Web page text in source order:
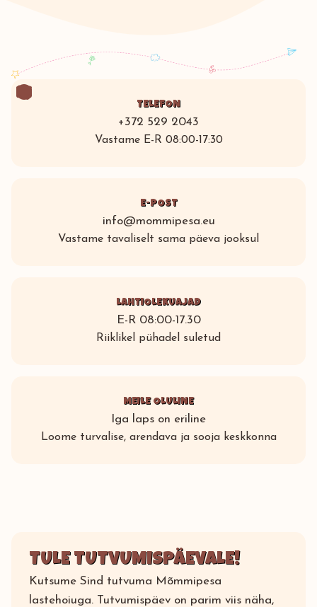
TELEFON
+372 529 2043
Vastame E-R 08:00-17:30
E-POST
info@mommipesa.eu
Vastame tavaliselt sama päeva jooksul
LAHTIOLEKUAJAD
E-R 08:00-17.30
Riiklikel pühadel suletud
MEILE OLULINE
Iga laps on eriline
Loome turvalise, arendava ja sooja keskkonna
TULE TUTVUMISPÄEVALE!
Kutsume Sind tutvuma Mõmmipesa
lastehoiuga. Tutvumispäev on parim viis näha,